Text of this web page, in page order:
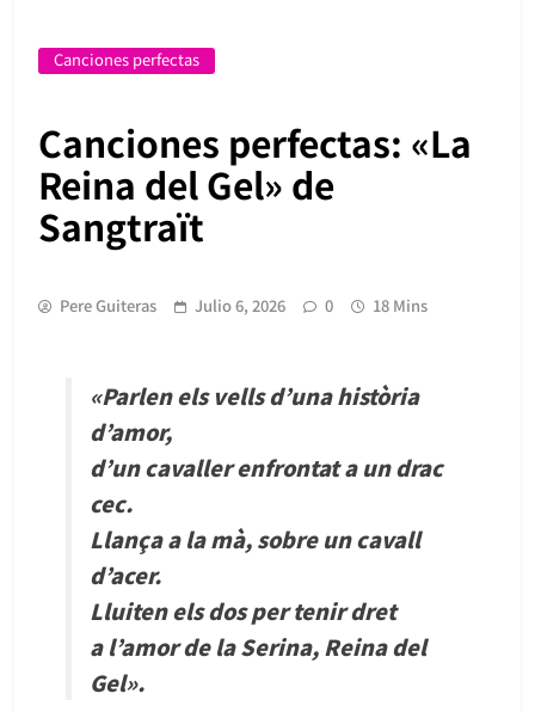
Canciones perfectas
Canciones perfectas: «La
Reina del Gel» de
Sangtraït
Pere Guiteras Julio 6, 2026 0 18 Mins
«Parlen els vells d’una història
d’amor,
d’un cavaller enfrontat a un drac
cec.
Llança a la mà, sobre un cavall
d’acer.
Lluiten els dos per tenir dret
a l’amor de la Serina, Reina del
Gel».